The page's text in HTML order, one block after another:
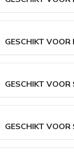
GESCHIKT
GESCHIKT
GESCHIKT VOOR